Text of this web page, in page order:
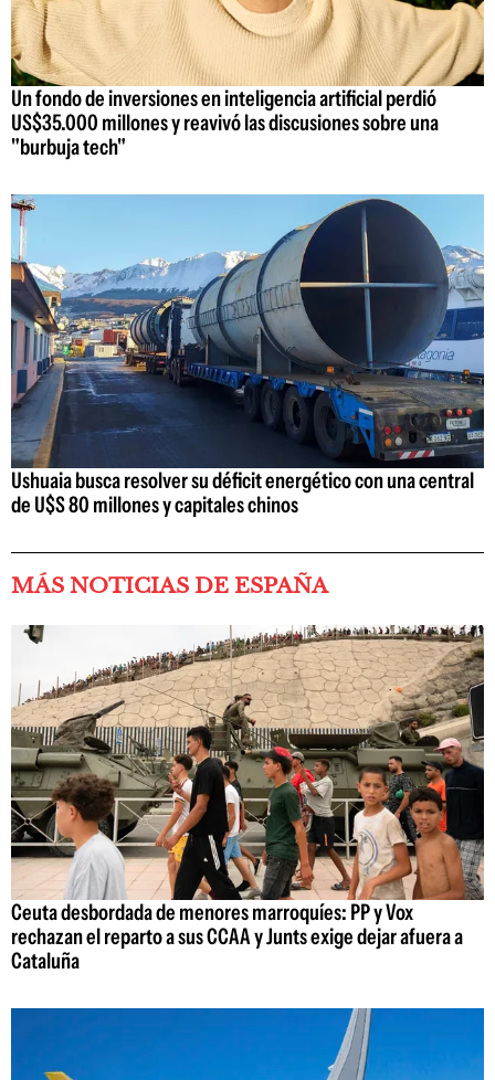
Un fondo de inversiones en inteligencia artificial perdió
US$35.000 millones y reavivó las discusiones sobre una
"burbuja tech"
Ushuaia busca resolver su déficit energético con una central
de U$S 80 millones y capitales chinos
MÁS NOTICIAS DE ESPAÑA
Ceuta desbordada de menores marroquíes: PP y Vox
rechazan el reparto a sus CCAA y Junts exige dejar afuera a
Cataluña